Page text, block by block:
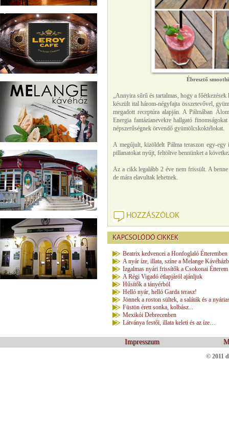
Ébresztő
„Annyira sűrű és tartalmas, hogy a
készült ital három-négyfajta összetevővel,
megadott receptúra alapján. A Pálmában
Energia fantázianevekre hallgató
népszerűségnek örvendő gyümölcskoktélokat.
A megújult, kizöldelt Pálma teraszon egy-egy
pillanatokat nyújt, feltöltve bennünket a
Az a cikk legalább 2 éve nem frissült. A
de mára elavultak lehetnek.
HOZZÁSZÓLOK
KAPCSOLÓDÓ CIKKEK
Beatrix kedvencei a Honfoglaló Étteremben
A nyár íze, illata, színe a Melange
Izgalmas nyári frissítők a Csokonai Étterem
A Régi Vigadó étlapjáról ajánljuk
Hűsítők a tányérból
Helló nyár, helló Garda terasz!
Jönnek a roston sültek, a saláták és a
Füstön érett sonka, kolbász...
Mexikói Debrecenben
Látványa festői, illata keleti és az íze…
Impresszum
© 2011